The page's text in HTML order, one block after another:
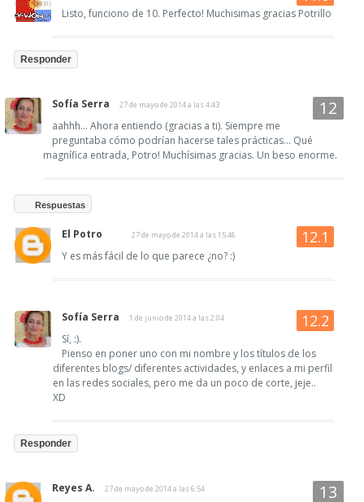
Listo, funciono de 10. Perfecto! Muchisimas gracias Potrillo
Responder
Sofía Serra 27 de mayo de 2014 a las 4:43
aahhh... Ahora entiendo (gracias a ti). Siempre me
preguntaba cómo podrían hacerse tales prácticas... Qué
magnífica entrada, Potro! Muchísimas gracias. Un beso enorme.
Respuestas
El Potro 27 de mayo de 2014 a las 15:46
Y es más fácil de lo que parece ¿no? :)
Sofía Serra 1 de junio de 2014 a las 2:04
Sí, :).
Pienso en poner uno con mi nombre y los títulos de los
diferentes blogs/ diferentes actividades, y enlaces a mi perfil
en las redes sociales, pero me da un poco de corte, jeje..
XD
Responder
Reyes A. 27 de mayo de 2014 a las 6:54